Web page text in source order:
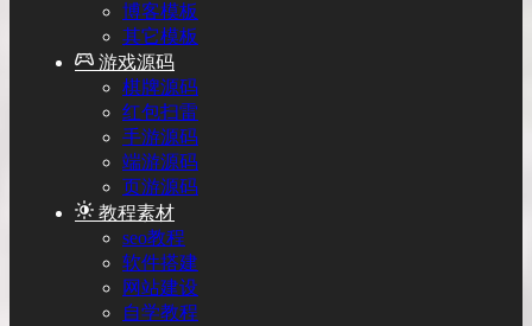
博客模板
其它模板
游戏源码
棋牌源码
红包扫雷
手游源码
端游源码
页游源码
教程素材
seo教程
软件搭建
网站建设
自学教程